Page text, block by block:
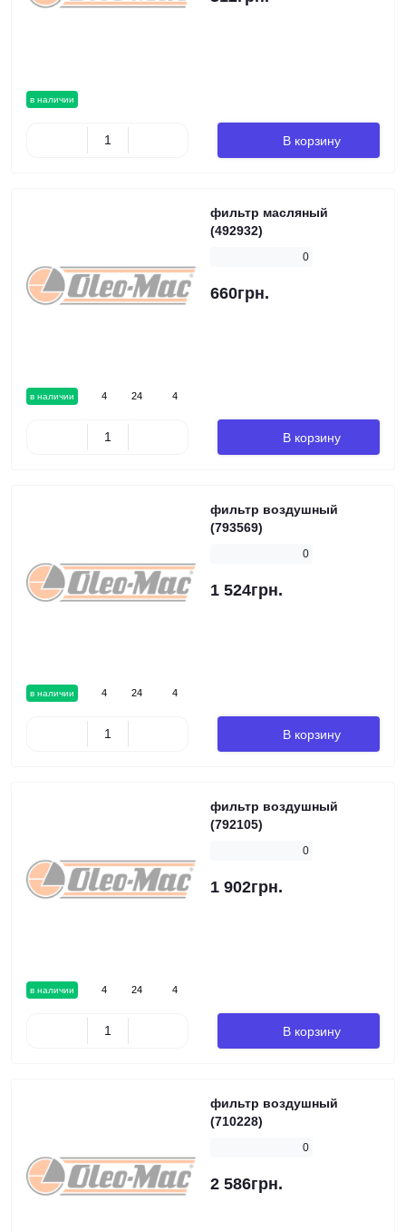
в наличии
В корзину
в наличии 4 24 4
фильтр масляный
(492932)
0
660грн.
В корзину
в наличии 4 24 4
фильтр воздушный
(793569)
0
1 524грн.
В корзину
в наличии 4 24 4
фильтр воздушный
(792105)
0
1 902грн.
В корзину
фильтр воздушный
(710228)
0
2 586грн.